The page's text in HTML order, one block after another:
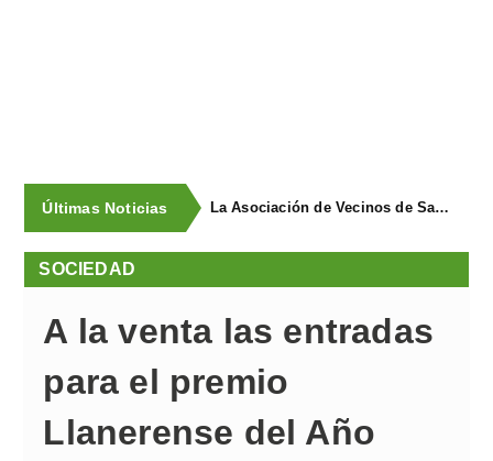
Últimas Noticias La Asociación de Vecinos de Santa Cruz descubrió los Covarones
SOCIEDAD
A la venta las entradas
para el premio
Llanerense del Año